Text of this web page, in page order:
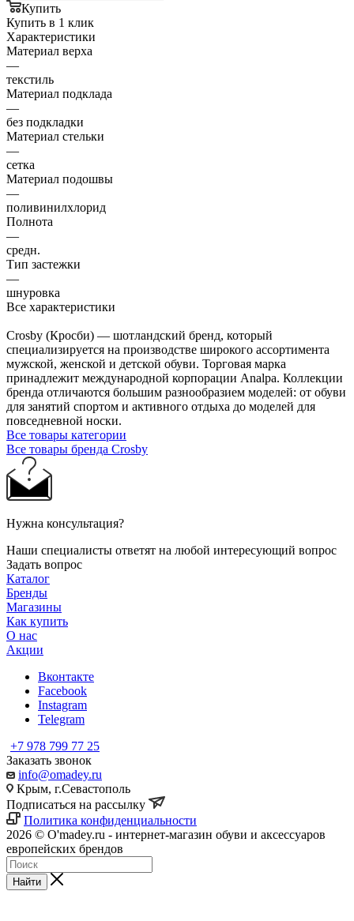
Купить
Купить в 1 клик
Характеристики
Материал верха
—
текстиль
Материал подклада
—
без подкладки
Материал стельки
—
сетка
Материал подошвы
—
поливинилхлорид
Полнота
—
средн.
Тип застежки
—
шнуровка
Все характеристики
Crosby (Кросби) — шотландский бренд, который
специализируется на производстве широкого ассортимента
мужской, женской и детской обуви. Торговая марка
принадлежит международной корпорации Analpa. Коллекции
бренда отличаются большим разнообразием моделей: от обуви
для занятий спортом и активного отдыха до моделей для
повседневной носки.
Все товары категории
Все товары бренда Crosby
Нужна консультация?
Наши специалисты ответят на любой интересующий вопрос
Задать вопрос
Каталог
Бренды
Магазины
Как купить
О нас
Акции
Вконтакте
Facebook
Instagram
Telegram
+7 978 799 77 25
Заказать звонок
info@omadey.ru
Крым, г.Севастополь
Подписаться на рассылку
Политика конфиденциальности
2026 © O'madey.ru - интернет-магазин обуви и аксессуаров
европейских брендов
Найти